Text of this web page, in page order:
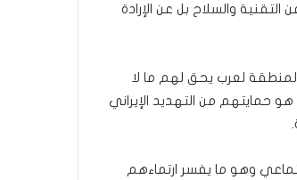
والسلاح بل عن الإرادة
لعرب يحق لهم ما لا
حمايتهم من التهديد الإيراني
وهو ما يفسر ارتماءهم